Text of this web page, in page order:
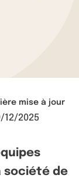
mise à jour
12/2025
société de